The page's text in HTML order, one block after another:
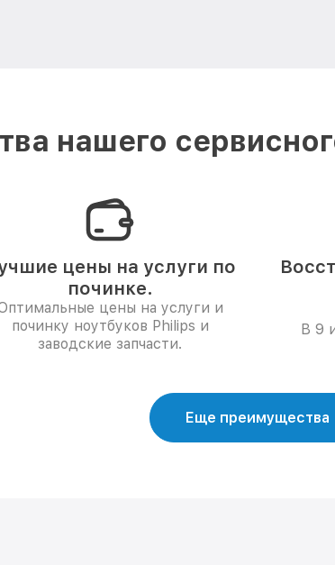
нашего
цены на услуги по
починке.
цены на услуги и
починку ноутбуков Philips и
заводские запчасти.
В 9
Еще преимущества